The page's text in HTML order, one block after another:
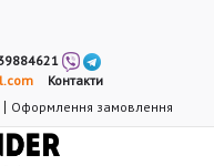
Контакти
Оформлення замовлення